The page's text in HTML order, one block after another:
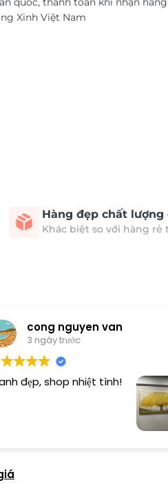
Xinh Việt Nam
Hàng đẹp chất lượng
Khác biệt so với hàng
cong nguyen van
3 ngày trước
đẹp, shop nhiệt tình!